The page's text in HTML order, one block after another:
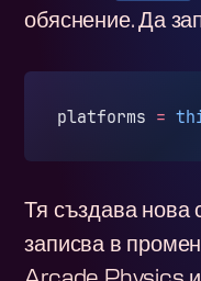
обяснение. Да
platforms =
Тя създава нова
записва в